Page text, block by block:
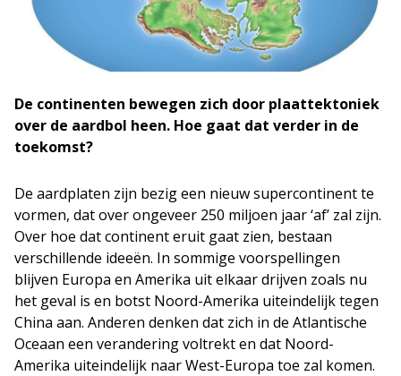
De continenten bewegen zich door plaattektoniek
over de aardbol heen. Hoe gaat dat verder in de
toekomst?
De aardplaten zijn bezig een nieuw supercontinent te
vormen, dat over ongeveer 250 miljoen jaar ‘af’ zal zijn.
Over hoe dat continent eruit gaat zien, bestaan
verschillende ideeën. In sommige voorspellingen
blijven Europa en Amerika uit elkaar drijven zoals nu
het geval is en botst Noord-Amerika uiteindelijk tegen
China aan. Anderen denken dat zich in de Atlantische
Oceaan een verandering voltrekt en dat Noord-
Amerika uiteindelijk naar West-Europa toe zal komen.